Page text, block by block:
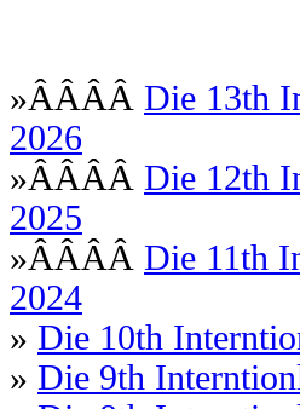
»ÂÂÂÂ Die 13th
2026
»ÂÂÂÂ Die 12th
2025
»ÂÂÂÂ Die 11th
2024
» Die 10th
» Die 9th